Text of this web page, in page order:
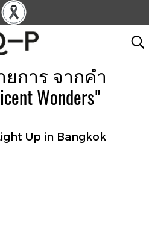
การ จากคำ
Wonders"
Up in Bangkok